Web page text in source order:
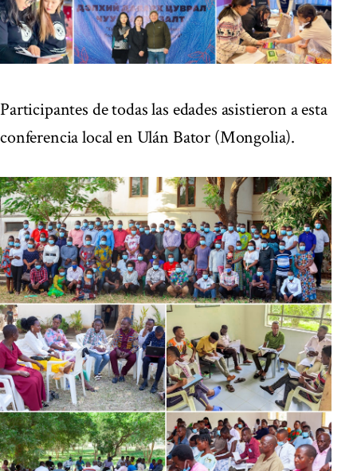
Participantes de todas las edades asistieron a esta
conferencia local en Ulán Bator (Mongolia).